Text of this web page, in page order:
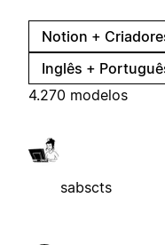
Notion +
Inglês +
4.270 modelos
sabscts